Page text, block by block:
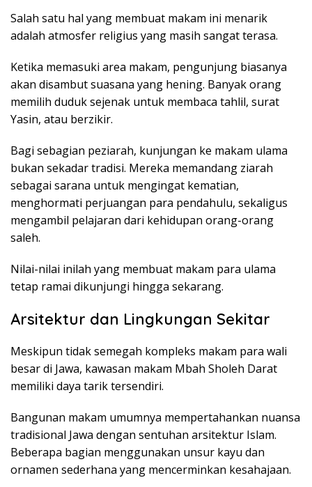
Salah satu hal yang membuat makam ini menarik
adalah atmosfer religius yang masih sangat terasa.
Ketika memasuki area makam, pengunjung biasanya
akan disambut suasana yang hening. Banyak orang
memilih duduk sejenak untuk membaca tahlil, surat
Yasin, atau berzikir.
Bagi sebagian peziarah, kunjungan ke makam ulama
bukan sekadar tradisi. Mereka memandang ziarah
sebagai sarana untuk mengingat kematian,
menghormati perjuangan para pendahulu, sekaligus
mengambil pelajaran dari kehidupan orang-orang
saleh.
Nilai-nilai inilah yang membuat makam para ulama
tetap ramai dikunjungi hingga sekarang.
Arsitektur dan Lingkungan Sekitar
Meskipun tidak semegah kompleks makam para wali
besar di Jawa, kawasan makam Mbah Sholeh Darat
memiliki daya tarik tersendiri.
Bangunan makam umumnya mempertahankan nuansa
tradisional Jawa dengan sentuhan arsitektur Islam.
Beberapa bagian menggunakan unsur kayu dan
ornamen sederhana yang mencerminkan kesahajaan.